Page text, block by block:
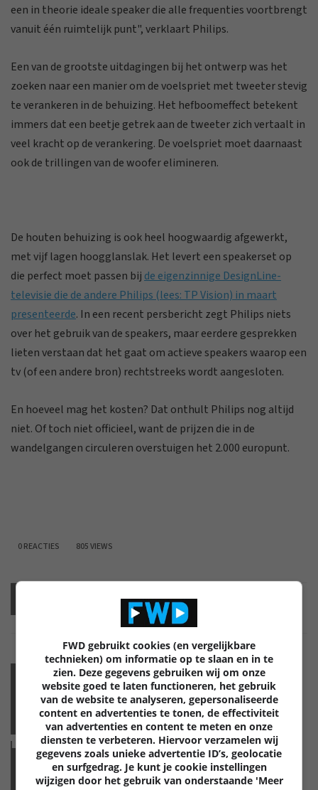
een in theorie ideale speaker die alle frequenties voortbrengt
vanuit één ruimtelijk punt", verklaart Philips.
Een van de grootste uitdagingen bij het ontwerp was het
zoeken naar een manier om de voelspriet met tweeter stevig
te verankeren in de behuizing. Het hefboomeffect betekent
immers dat een beetje getrek aan de tweeter zich vertaalt in
veel kracht op de verankering. De voelspriet moet daarnaast
ook de trillingen van de woofer elimineren.
De houten behuizing is ook heel hoogwaardig afgewerkt,
met vijf lagen hoogglanslak. Het levert een speakerset op
die perfect moet passen bij de eigenzinnige DesignLine-
televisie die de andere Philips (lees: TP Vision) in maart
presenteerde. In een recent persbericht zegt Philips niets
over het gebruik van de speakers, maar eerdere gesprekken
lieten verstaan dat het gaat om actieve speakers waarop een
tv (of een andere bron) rechtstreeks wordt aangesloten.
En hoeveel mag het kosten? Dat onthult Philips nog altijd
niet. Of toch niet officieel, want de prijzen die in de
wandelgangen circuleren overstuigen het 2.000 europunt.
0 REACTIES 805 VIEWS
GERELATEERDE ARTIKELEN
KOOPGIDS: HOOFDTELEFOONS
Leesmeer
FWD gebruikt cookies (en vergelijkbare
technieken) om informatie op te slaan en in te
zien. Deze gegevens gebruiken wij om onze
website goed te laten functioneren, het gebruik
van de website te analyseren, gepersonaliseerde
content en advertenties te tonen, de effectiviteit
van advertenties en content te meten en onze
diensten te verbeteren. Hiervoor verzamelen wij
gegevens zoals unieke advertentie ID’s, geolocatie
en surfgedrag. Je kunt je cookie instellingen
wijzigen door het gebruik van onderstaande 'Meer